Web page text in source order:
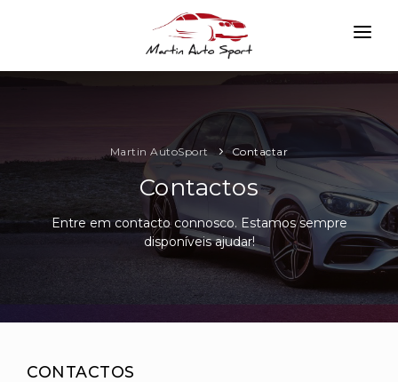
INÍCIO
CONTACTAR
Martin AutoSport Contactar
Contactos
Entre em contacto connosco. Estamos sempre
disponíveis ajudar!
CONTACTOS